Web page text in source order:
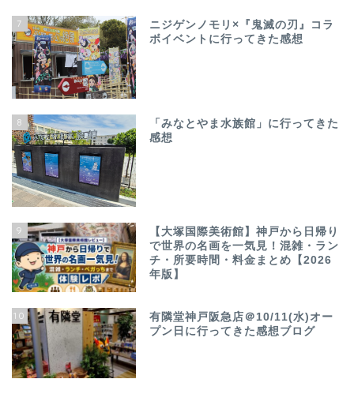
7
ニジゲンノモリ×『鬼滅の刃』コラ
ボイベントに行ってきた感想
8
「みなとやま水族館」に行ってきた
感想
9
【大塚国際美術館】神戸から日帰り
で世界の名画を一気見！混雑・ラン
チ・所要時間・料金まとめ【2026
年版】
10
有隣堂神戸阪急店＠10/11(水)オー
プン日に行ってきた感想ブログ